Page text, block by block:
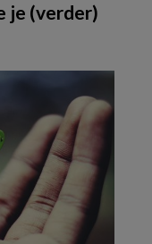
je (verder)